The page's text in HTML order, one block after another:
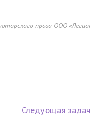
права ООО
Следующая